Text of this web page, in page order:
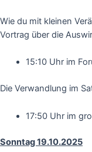
Wie du mit kleinen
Vortrag über die
15:10 Uhr im
Die Verwandlung im
17:50 Uhr im
Sonntag 19.10.2025